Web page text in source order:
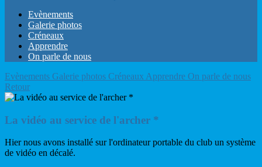
Evènements
Galerie photos
Créneaux
Apprendre
On parle de nous
Evènements Galerie photos Créneaux Apprendre On parle de nous
Retour
La vidéo au service de l'archer *
Hier nous avons installé sur l'ordinateur portable du club un système
de vidéo en décalé.